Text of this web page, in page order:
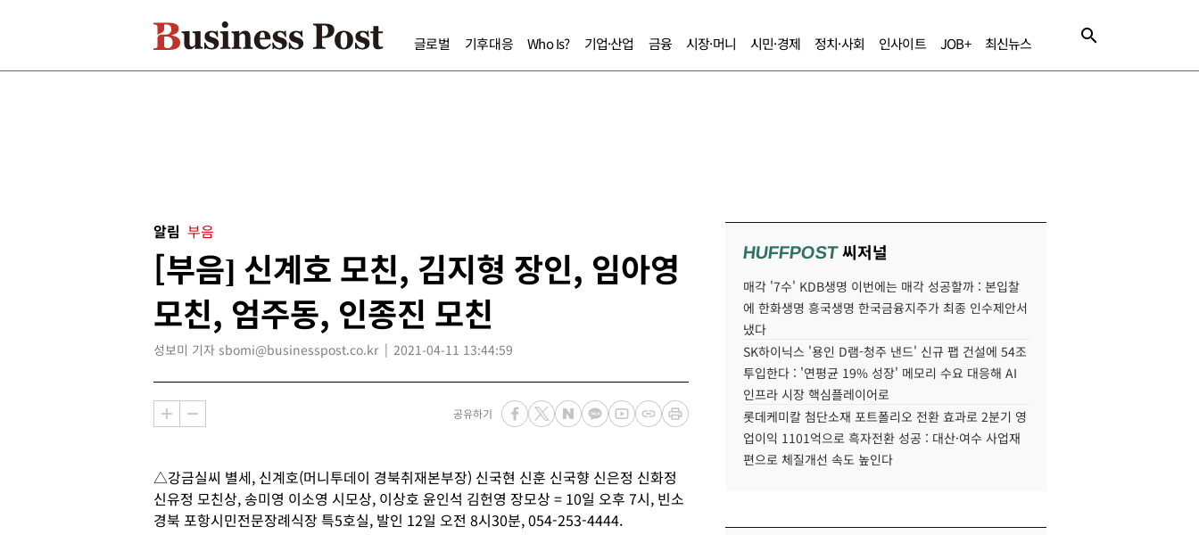
글로벌 기후대응 Who Is? 기업·산업 금융 시장·머니 시민·경제 정치·사회 인사이트 JOB+ 최신뉴스
알림 부음
[부음] 신계호 모친, 김지형 장인, 임아영
모친, 엄주동, 인종진 모친
성보미 기자 sbomi@businesspost.co.kr 2021-04-11 13:44:59
공유하기
△강금실씨 별세, 신계호(머니투데이 경북취재본부장) 신국현 신훈 신국향 신은정 신화정
신유정 모친상, 송미영 이소영 시모상, 이상호 윤인석 김헌영 장모상 = 10일 오후 7시, 빈소
경북 포항시민전문장례식장 특5호실, 발인 12일 오전 8시30분, 054-253-4444.
HUFFPOST씨저널
매각 '7수' KDB생명 이번에는 매각 성공할까 : 본입찰
에 한화생명 흥국생명 한국금융지주가 최종 인수제안서
냈다
SK하이닉스 '용인 D램-청주 낸드' 신규 팹 건설에 54조
투입한다 : '연평균 19% 성장' 메모리 수요 대응해 AI
인프라 시장 핵심플레이어로
롯데케미칼 첨단소재 포트폴리오 전환 효과로 2분기 영
업이익 1101억으로 흑자전환 성공 : 대산·여수 사업재
편으로 체질개선 속도 높인다